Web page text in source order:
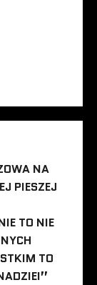
NA
PIESZEJ
TO NIE
TO